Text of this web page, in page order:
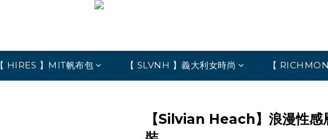
【 HIRES 】MIT帆布包 【 SLVNH 】義大利女時尚 【
【Silvian Heach】浪漫性感